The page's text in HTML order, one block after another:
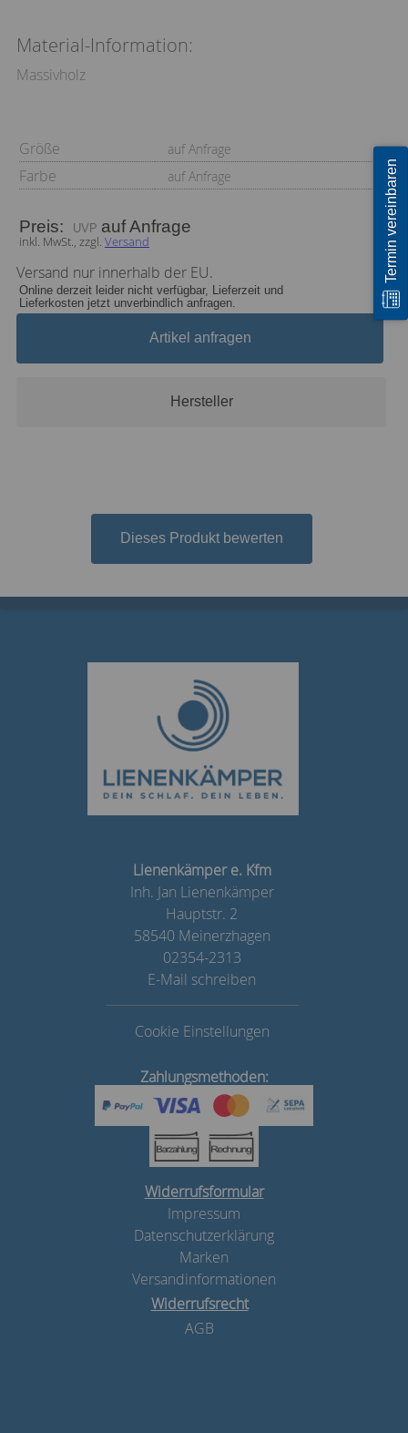
Material-Information:
Massivholz
Größe auf Anfrage
Farbe auf Anfrage
Preis: auf Anfrage
inkl. MwSt., zzgl. Versand
Versand nur innerhalb der EU.
Online derzeit leider nicht verfügbar, Lieferzeit und
Lieferkosten jetzt unverbindlich anfragen.
Artikel anfragen
Hersteller
Dieses Produkt bewerten
Lienenkämper e. Kfm
Inh. Jan Lienenkämper
Hauptstr. 2
58540 Meinerzhagen
02354-2313
E-Mail schreiben
Cookie Einstellungen
Zahlungsmethoden:
Widerrufsformular
Impressum
Datenschutzerklärung
Marken
Versandinformationen
Widerrufsrecht
AGB
Termin vereinbaren